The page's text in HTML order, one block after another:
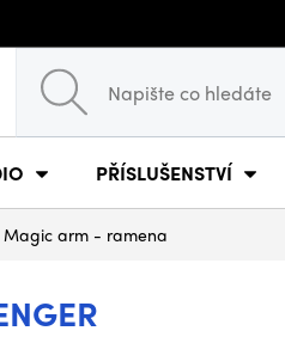
PŘÍSLUŠENSTVÍ
Magic arm - ramena